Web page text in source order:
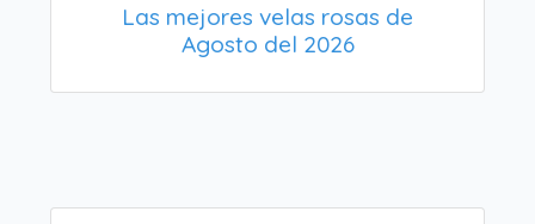
Las mejores velas rosas de
Agosto del 2026